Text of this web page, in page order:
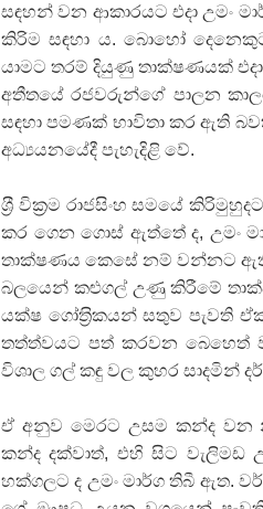
සඳහන් වන ආකාරයට එදා උමං
කිරිම සඳහා ය. බොහෝ
යාමට තරම් දියුණු තාක්ෂණයක්
අතීතයේ රජවරුන්ගේ පාලන
සඳහා පමණක් භාවිතා කර ඇති
අධ්‍යයනයේදී පැහැදිළි වේ.
ශ‍්‍රී වික‍්‍රම රාජසිංහ සමයේ
කර ගෙන ගොස් ඇත්තේ ද, උමං
තාක්ෂණය කෙසේ නම් වන්නට
බලයෙන් කළුගල් උණු කිරීමේ
යක්ෂ ගෝත‍්‍රිකයන් සතුව පැවති
තත්ත්වයට පත් කරවන බෙහෙත්
විශාල ගල් කඳු වල කුහර සාදමින්
ඒ අනුව මෙරට උසම කන්ද වන
කන්ද දක්වාත්, එහි සිට වැලිමඩ
හක්ගලට ද උමං මාර්ග තිබී ඇත.